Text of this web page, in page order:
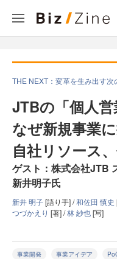
THE NEXT：変革を生み出す次
JTBの「個人
なぜ新規事業
自社リソース
ゲスト：株式会社JTB
新井明子氏
新井 明子[語り手] /和佐田 慎史
つづかえり [著] /林 紗也[写]
事業開発 事業アイデア